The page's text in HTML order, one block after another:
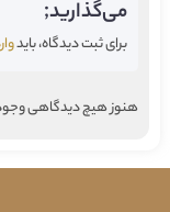
می‌گذارید;
برای ثبت دیدگاه، باید
هنوز هیچ دیدگاهی وجود